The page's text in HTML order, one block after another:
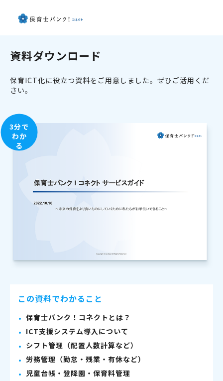
資料ダウンロード
保育ICT化に役立つ資料をご用意しました。ぜひご活用くだ
さい。
3分で
わか
る
この資料でわかること
保育士バンク！コネクトとは？
ICT支援システム導入について
シフト管理（配置人数計算など）
労務管理（勤怠・残業・有休など）
児童台帳・登降園・保育料管理